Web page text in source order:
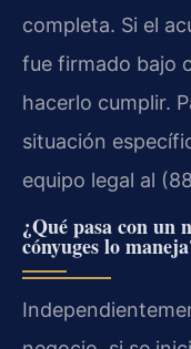
completa. Si el
fue firmado bajo
hacerlo cumplir.
situación
equipo legal al
¿Qué pasa con un
cónyuges lo